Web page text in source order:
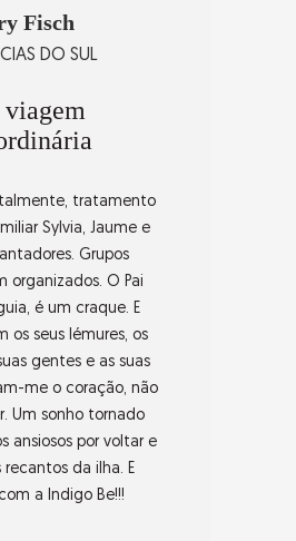
Fisch
DO SUL
tratamento
Sylvia, Jaume e
Grupos
organizados. O Pai
é um craque. E
os seus lémures, os
gentes e as suas
me o coração, não
Um sonho tornado
ansiosos por voltar e
da ilha. E
a Indigo Be!!!